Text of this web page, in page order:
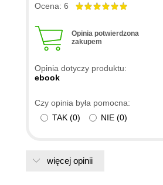
Ocena: 6
Opinia potwierdzona
zakupem
Opinia dotyczy produktu:
ebook
Czy opinia była pomocna:
TAK (0) NIE (0)
więcej opinii